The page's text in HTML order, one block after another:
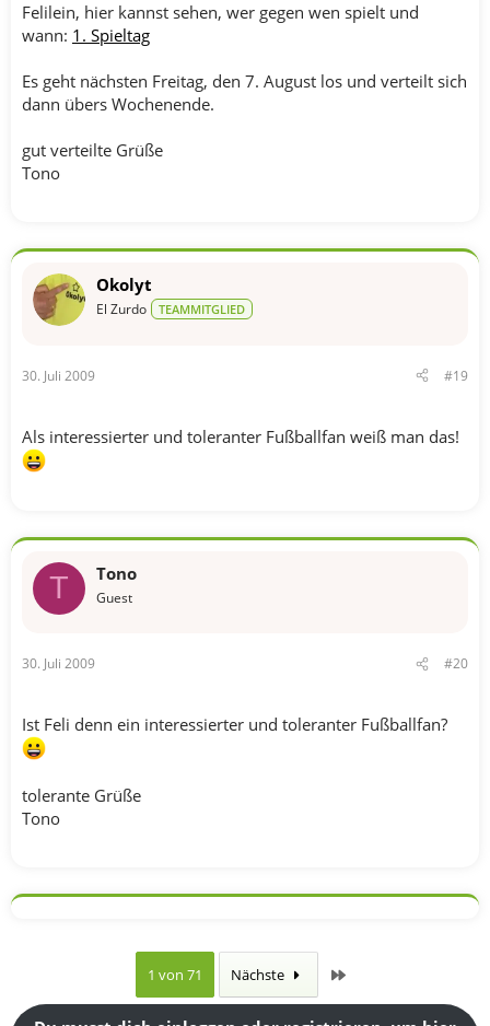
Felilein, hier kannst sehen, wer gegen wen spielt und
wann: 1. Spieltag
Es geht nächsten Freitag, den 7. August los und verteilt sich
dann übers Wochenende.
gut verteilte Grüße
Tono
Okolyt
El Zurdo TEAMMITGLIED
30. Juli 2009 #19
Als interessierter und toleranter Fußballfan weiß man das!
T Tono
Guest
30. Juli 2009 #20
Ist Feli denn ein interessierter und toleranter Fußballfan?
tolerante Grüße
Tono
1 von 71 Nächste